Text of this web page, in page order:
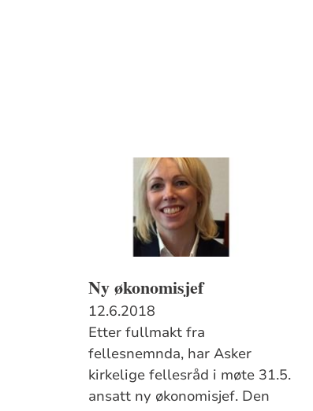
Ny økonomisjef
12.6.2018
Etter fullmakt fra
fellesnemnda, har Asker
kirkelige fellesråd i møte 31.5.
ansatt ny økonomisjef. Den